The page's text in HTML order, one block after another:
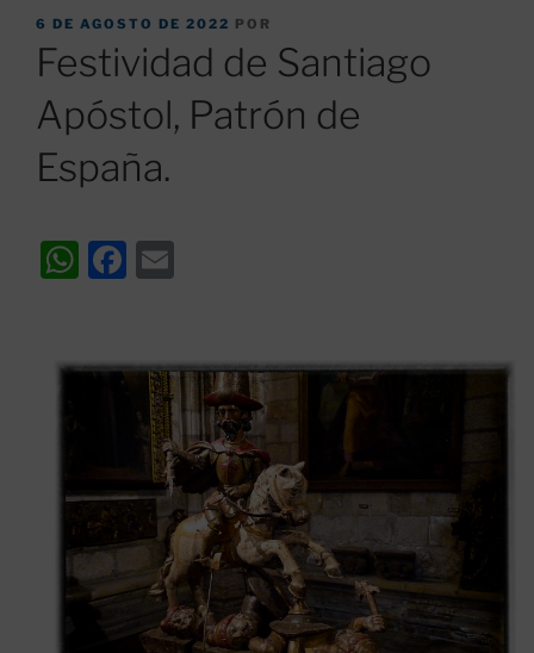
PUBLICADO
6 DE AGOSTO DE 2022 POR
Festividad de Santiago
Apóstol, Patrón de
España.
W
s
p
F
e
b
o
o
k
l